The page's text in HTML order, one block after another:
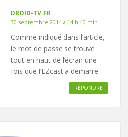
DROID-TV.FR
30 septembre 2014 à 14 h 40 min
Comme indiqué dans l’article,
le mot de passe se trouve
tout en haut de l’écran une
fois que l’EZcast a démarré.
RÉPONDRE